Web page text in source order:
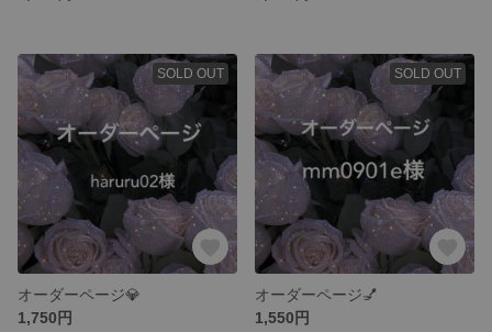
SOLD OUT
オーダーページ💎
1,750円
SOLD OUT
オーダーページ💅
1,550円